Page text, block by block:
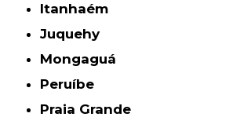
Itanhaém
Juquehy
Mongaguá
Peruíbe
Praia Grande